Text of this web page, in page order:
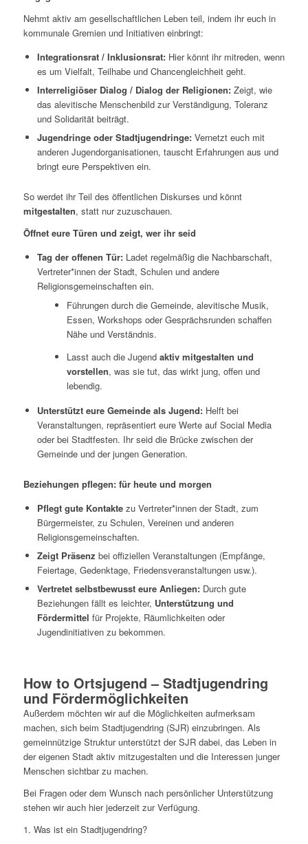
Nehmt aktiv am gesellschaftlichen Leben teil, indem ihr euch in
kommunale Gremien und Initiativen einbringt:
Integrationsrat / Inklusionsrat:Hier könnt ihr mitreden, wenn
es um Vielfalt, Teilhabe und Chancengleichheit geht.
Interreligiöser Dialog / Dialog der Religionen:Zeigt, wie
das alevitische Menschenbild zur Verständigung, Toleranz
und Solidarität beiträgt.
Jugendringe oder Stadtjugendringe:Vernetzt euch mit
anderen Jugendorganisationen, tauscht Erfahrungen aus und
bringt eure Perspektiven ein.
So werdet ihr Teil des öffentlichen Diskurses und könnt
mitgestalten, statt nur zuzuschauen.
Öffnet eure Türen und zeigt, wer ihr seid
Tag der offenen Tür:Ladet regelmäßig die Nachbarschaft,
Vertreter*innen der Stadt, Schulen und andere
Religionsgemeinschaften ein.
Führungen durch die Gemeinde, alevitische Musik,
Essen, Workshops oder Gesprächsrunden schaffen
Nähe und Verständnis.
Lasst auch die Jugend aktiv mitgestalten und
vorstellen, was sie tut, das wirkt jung, offen und
lebendig.
Unterstützt eure Gemeinde als Jugend:Helft bei
Veranstaltungen, repräsentiert eure Werte auf Social Media
oder bei Stadtfesten. Ihr seid die Brücke zwischen der
Gemeinde und der jungen Generation.
Beziehungen pflegen: für heute und morgen
Pflegt gute Kontaktezu Vertreter*innen der Stadt, zum
Bürgermeister, zu Schulen, Vereinen und anderen
Religionsgemeinschaften.
Zeigt Präsenz bei offiziellen Veranstaltungen (Empfänge,
Feiertage, Gedenktage, Friedensveranstaltungen usw.).
Vertretet selbstbewusst eure Anliegen:Durch gute
Beziehungen fällt es leichter, Unterstützung und
Fördermittel für Projekte, Räumlichkeiten oder
Jugendinitiativen zu bekommen.
How to Ortsjugend – Stadtjugendring
und Fördermöglichkeiten
Außerdem möchten wir auf die Möglichkeiten aufmerksam
machen, sich beim Stadtjugendring (SJR) einzubringen. Als
gemeinnützige Struktur unterstützt der SJR dabei, das Leben in
der eigenen Stadt aktiv mitzugestalten und die Interessen junger
Menschen sichtbar zu machen.
Bei Fragen oder dem Wunsch nach persönlicher Unterstützung
stehen wir auch hier jederzeit zur Verfügung.
1. Was ist ein Stadtjugendring?